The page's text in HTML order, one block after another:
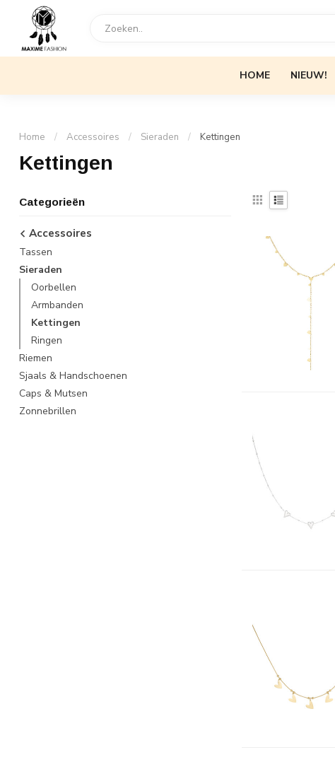
HOME NIEUW!
Home / Accessoires / Sieraden / Kettingen
Kettingen
Categorieën
Accessoires
Tassen
Sieraden
Oorbellen
Armbanden
Kettingen
Ringen
Riemen
Sjaals & Handschoenen
Caps & Mutsen
Zonnebrillen